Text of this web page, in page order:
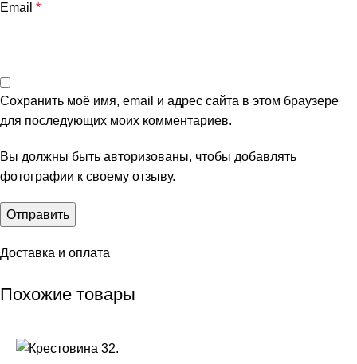
Email *
Сохранить моё имя, email и адрес сайта в этом браузере
для последующих моих комментариев.
Вы должны быть авторизованы, чтобы добавлять
фотографии к своему отзыву.
Доставка и оплата
Похожие товары